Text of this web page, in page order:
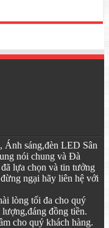
Ánh sáng,đèn LED Sân
nói chung và Đà
lựa chọn và tin tưởng
ngại hãy liên hệ với
lòng tối đa cho quý
lượng,đáng đồng tiền.
cho quý khách hàng.